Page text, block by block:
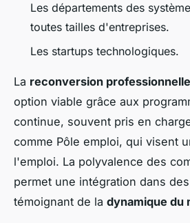
Les départements des
toutes tailles d'entreprises.
Les startups technologiques.
La reconversion professionnelle
option viable grâce aux
continue, souvent pris en
comme Pôle emploi, qui visent
l'emploi. La polyvalence des
permet une intégration dans
témoignant de la dynamique du